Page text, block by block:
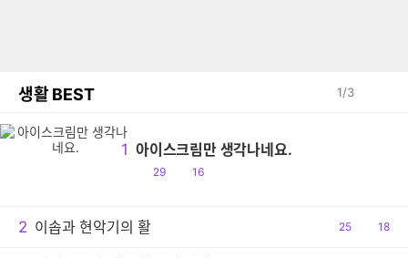
생활 BEST 1/3
1 아이스크림만 생각나네요.
공
29
댓
16
2 이솝과 현악기의 활
공
25
댓
18